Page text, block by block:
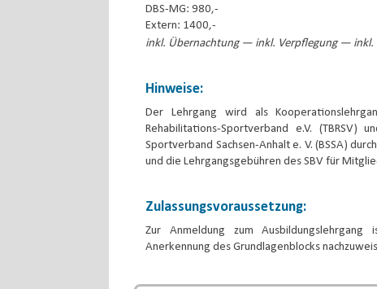
DBS-MG: 980,-
Extern: 1400,-
inkl. Übernachtung — inkl. Verpflegung — inkl.
Hinweise:
Der Lehrgang wird als
Rehabilitations-Sportverband e.V. (TBRSV)
Sportverband Sachsen-Anhalt e. V. (BSSA)
und die Lehrgangsgebühren des SBV für
Zulassungsvoraussetzung:
Zur Anmeldung zum
Anerkennung des Grundlagenblocks